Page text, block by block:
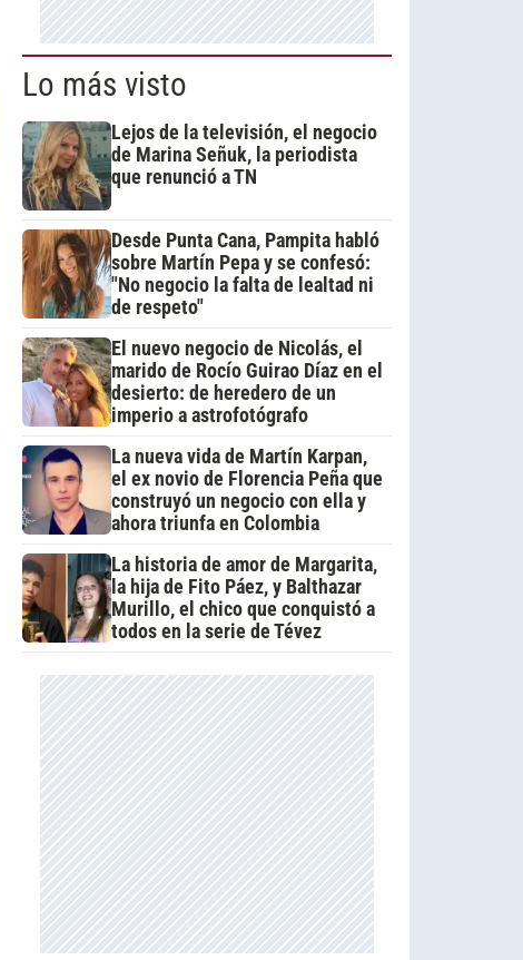
Lo más visto
Lejos de la televisión, el negocio
de Marina Señuk, la periodista
que renunció a TN
Desde Punta Cana, Pampita habló
sobre Martín Pepa y se confesó:
"No negocio la falta de lealtad ni
de respeto"
El nuevo negocio de Nicolás, el
marido de Rocío Guirao Díaz en el
desierto: de heredero de un
imperio a astrofotógrafo
La nueva vida de Martín Karpan,
el ex novio de Florencia Peña que
construyó un negocio con ella y
ahora triunfa en Colombia
La historia de amor de Margarita,
la hija de Fito Páez, y Balthazar
Murillo, el chico que conquistó a
todos en la serie de Tévez